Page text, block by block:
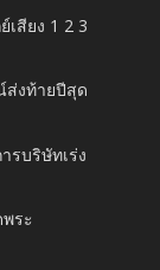
สียง 1 2 3
ส่งท้ายปีสุด
รบริษัทเร่ง
ระ